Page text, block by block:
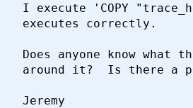
I execute 'COPY
executes correctly.
Does anyone know
around it?  Is there a
Jeremy